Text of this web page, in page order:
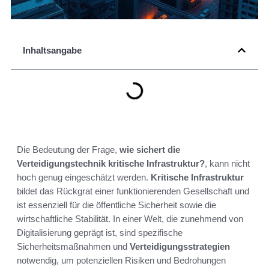
Inhaltsangabe
Die Bedeutung der Frage, wie sichert die
Verteidigungstechnik kritische Infrastruktur?, kann nicht
hoch genug eingeschätzt werden. Kritische Infrastruktur
bildet das Rückgrat einer funktionierenden Gesellschaft und
ist essenziell für die öffentliche Sicherheit sowie die
wirtschaftliche Stabilität. In einer Welt, die zunehmend von
Digitalisierung geprägt ist, sind spezifische
Sicherheitsmaßnahmen und Verteidigungsstrategien
notwendig, um potenziellen Risiken und Bedrohungen